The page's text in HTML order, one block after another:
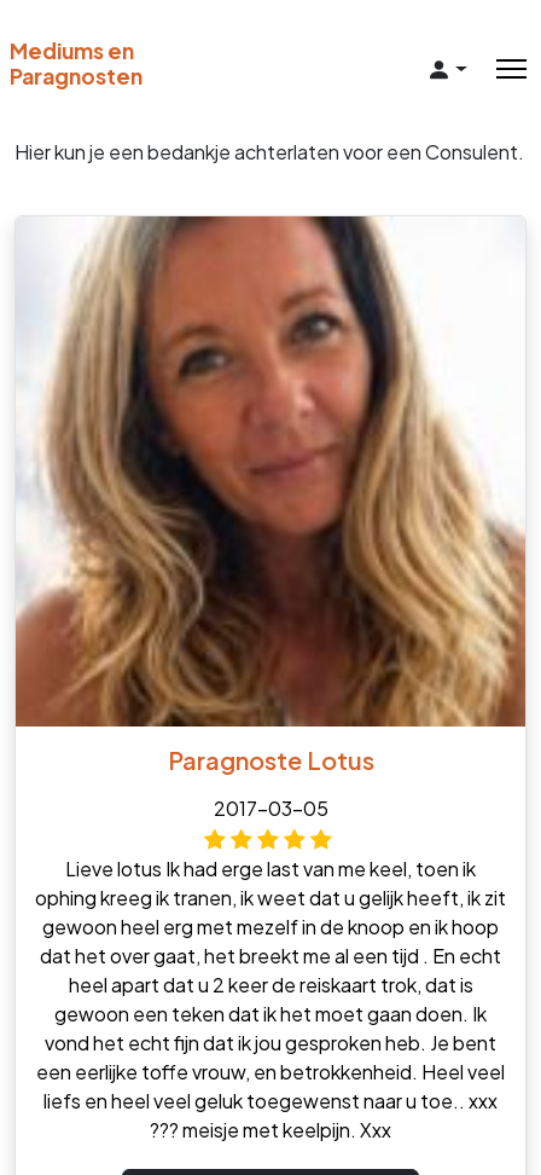
Mediums en
Paragnosten
Hier kun je een bedankje achterlaten voor een Consulent.
Paragnoste Lotus
2017-03-05
Lieve lotus Ik had erge last van me keel, toen ik
ophing kreeg ik tranen, ik weet dat u gelijk heeft, ik zit
gewoon heel erg met mezelf in de knoop en ik hoop
dat het over gaat, het breekt me al een tijd . En echt
heel apart dat u 2 keer de reiskaart trok, dat is
gewoon een teken dat ik het moet gaan doen. Ik
vond het echt fijn dat ik jou gesproken heb. Je bent
een eerlijke toffe vrouw, en betrokkenheid. Heel veel
liefs en heel veel geluk toegewenst naar u toe.. xxx
??? meisje met keelpijn. Xxx